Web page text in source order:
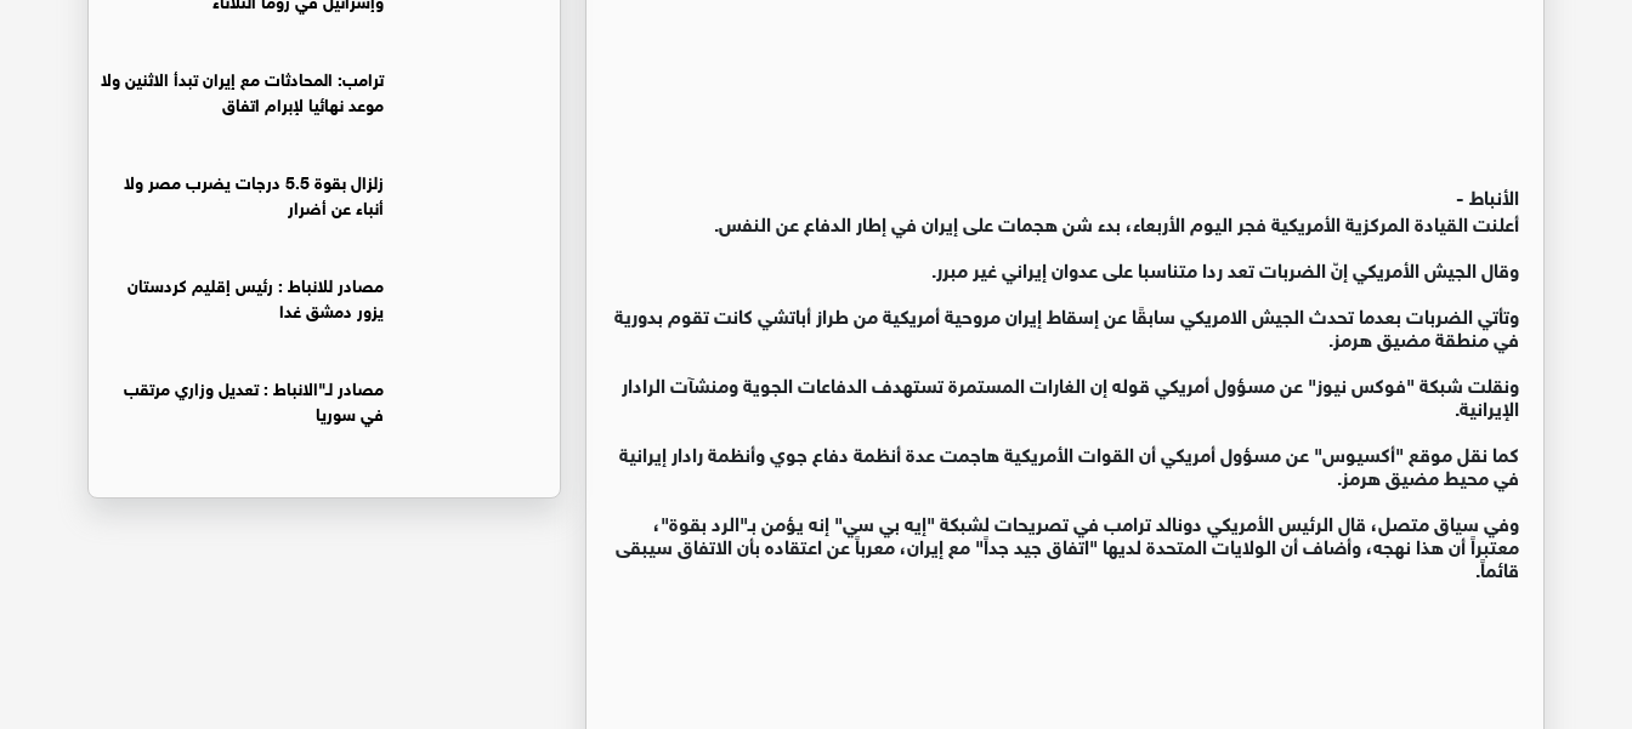
الأنباط -
أعلنت القيادة المركزية الأمريكية فجر اليوم الأربعاء، بدء شن هجمات على إيران في إطار الدفاع عن النفس.
وقال الجيش الأمريكي إنّ الضربات تعد ردا متناسبا على عدوان إيراني غير مبرر.
وتأتي الضربات بعدما تحدث الجيش الامريكي سابقًا عن إسقاط إيران مروحية أمريكية من طراز أباتشي كانت تقوم بدورية
في منطقة مضيق هرمز.
ونقلت شبكة "فوكس نيوز" عن مسؤول أمريكي قوله إن الغارات المستمرة تستهدف الدفاعات الجوية ومنشآت الرادار
الإيرانية.
كما نقل موقع "أكسيوس" عن مسؤول أمريكي أن القوات الأمريكية هاجمت عدة أنظمة دفاع جوي وأنظمة رادار إيرانية
في محيط مضيق هرمز.
وفي سياق متصل، قال الرئيس الأمريكي دونالد ترامب في تصريحات لشبكة "إيه بي سي" إنه يؤمن بـ"الرد بقوة"،
معتبراً أن هذا نهجه، وأضاف أن الولايات المتحدة لديها "اتفاق جيد جداً" مع إيران، معرباً عن اعتقاده بأن الاتفاق سيبقى
قائماً.
ترامب: المحادثات مع إيران تبدأ الاثنين ولا
موعد نهائيا لإبرام اتفاق
زلزال بقوة 5.5 درجات يضرب مصر ولا
أنباء عن أضرار
‏مصادر للانباط : رئيس إقليم كردستان
يزور دمشق غدا
‏مصادر لـ"الانباط : تعديل وزاري مرتقب
في سوريا